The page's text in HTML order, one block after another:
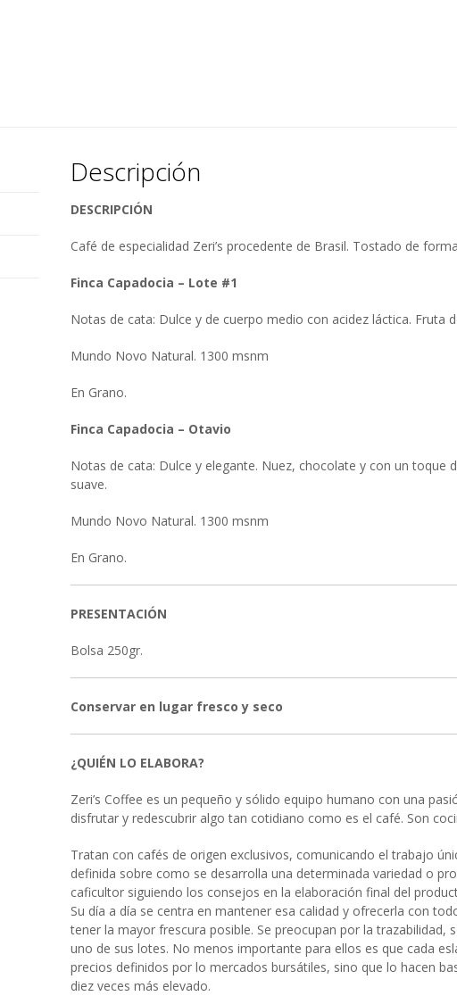
Descripción
DESCRIPCIÓN
Café de especialidad Zeri’s procedente de Brasil. Tostado de
Finca Capadocia – Lote #1
Notas de cata: Dulce y de cuerpo medio con acidez láctica.
Mundo Novo Natural. 1300 msnm
En Grano.
Finca Capadocia – Otavio
Notas de cata: Dulce y elegante. Nuez, chocolate y con un
suave.
Mundo Novo Natural. 1300 msnm
En Grano.
PRESENTACIÓN
Bolsa 250gr.
Conservar en lugar fresco y seco
¿QUIÉN LO ELABORA?
Zeri’s Coffee es un pequeño y sólido equipo humano con una
disfrutar y redescubrir algo tan cotidiano como es el café. Son
Tratan con cafés de origen exclusivos, comunicando el trabajo
definida sobre como se desarrolla una determinada variedad o
caficultor siguiendo los consejos en la elaboración final del
Su día a día se centra en mantener esa calidad y ofrecerla con
tener la mayor frescura posible. Se preocupan por la
uno de sus lotes. No menos importante para ellos es que cada
precios definidos por lo mercados bursátiles, sino que lo hacen
diez veces más elevado.